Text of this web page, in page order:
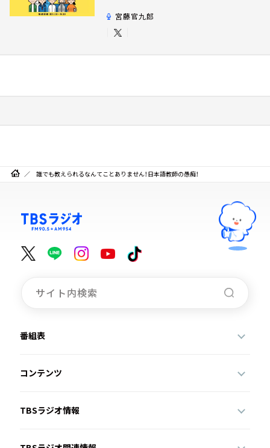
宮藤官九郎
誰でも教えられるなんてことありません！日本語教師の愚痴！
番組表
コンテンツ
TBSラジオ情報